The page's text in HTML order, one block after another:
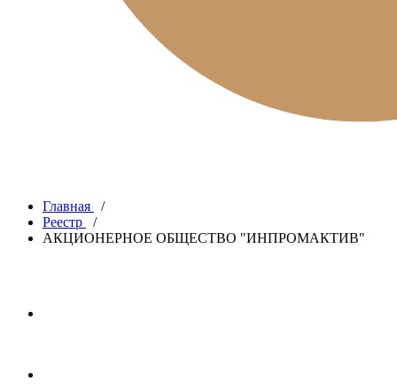
Главная
/
Реестр
/
АКЦИОНЕРНОЕ ОБЩЕСТВО "ИНПРОМАКТИВ"